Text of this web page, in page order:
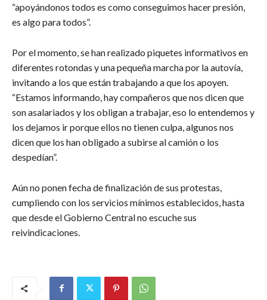
“apoyándonos todos es como conseguimos hacer presión,
es algo para todos”.
Por el momento, se han realizado piquetes informativos en
diferentes rotondas y una pequeña marcha por la autovía,
invitando a los que están trabajando a que los apoyen.
“Estamos informando, hay compañeros que nos dicen que
son asalariados y los obligan a trabajar, eso lo entendemos y
los dejamos ir porque ellos no tienen culpa, algunos nos
dicen que los han obligado a subirse al camión o los
despedían”.
Aún no ponen fecha de finalización de sus protestas,
cumpliendo con los servicios mínimos establecidos, hasta
que desde el Gobierno Central no escuche sus
reivindicaciones.